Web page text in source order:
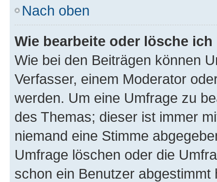
Nach oben
Wie bearbeite oder lösche
Wie bei den Beiträgen können
Verfasser, einem Moderator
werden. Um eine Umfrage zu
des Themas; dieser ist immer
niemand eine Stimme
Umfrage löschen oder die
schon ein Benutzer